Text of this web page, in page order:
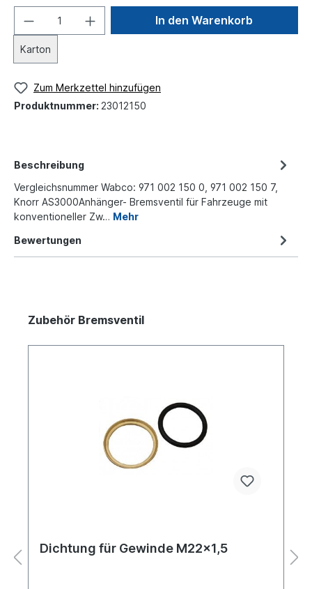
Karton
In den Warenkorb
Zum Merkzettel hinzufügen
Produktnummer: 23012150
Beschreibung
Vergleichsnummer Wabco: 971 002 150 0, 971 002 150 7,
Knorr AS3000Anhänger- Bremsventil für Fahrzeuge mit
konventioneller Zw… Mehr
Bewertungen
Zubehör Bremsventil
Dichtung für Gewinde M22x1,5